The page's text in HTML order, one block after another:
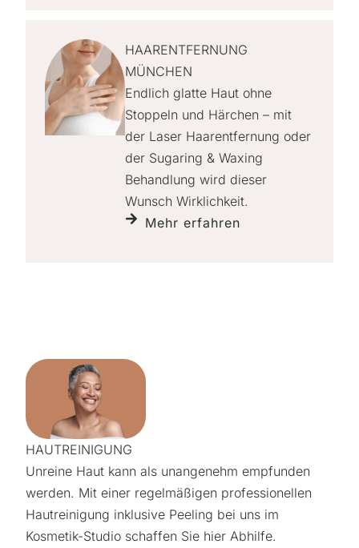
HAARENTFERNUNG
MÜNCHEN
Endlich glatte Haut ohne
Stoppeln und Härchen – mit
der Laser Haarentfernung oder
der Sugaring & Waxing
Behandlung wird dieser
Wunsch Wirklichkeit.
Mehr erfahren
HAUTREINIGUNG
Unreine Haut kann als unange­nehm empfunden
werden. Mit einer regelmäßigen professio­nellen
Haut­reini­gung inklusive Peeling bei uns im
Kosmetik-Studio schaffen Sie hier Abhilfe.